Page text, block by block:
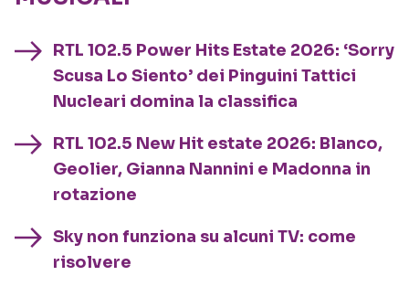
RTL 102.5 Power Hits Estate 2026: ‘Sorry
Scusa Lo Siento’ dei Pinguini Tattici
Nucleari domina la classifica
RTL 102.5 New Hit estate 2026: Blanco,
Geolier, Gianna Nannini e Madonna in
rotazione
Sky non funziona su alcuni TV: come
risolvere